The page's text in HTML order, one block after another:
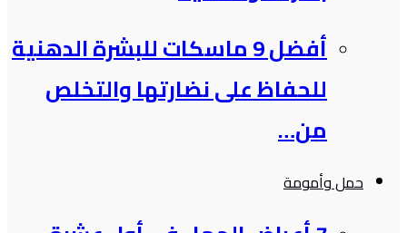
أفضل 9 ماسكات للبشرة الدهنية
للحفاظ على نضارتها والتخلص
من…
حمل وأمومة